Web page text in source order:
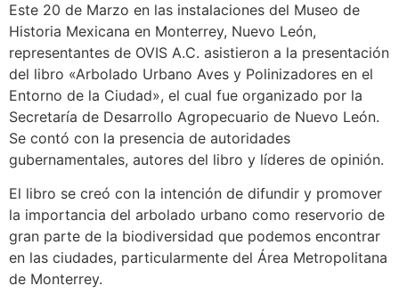
Este 20 de Marzo en las instalaciones del Museo de
Historia Mexicana en Monterrey, Nuevo León,
representantes de OVIS A.C. asistieron a la presentación
del libro «Arbolado Urbano Aves y Polinizadores en el
Entorno de la Ciudad», el cual fue organizado por la
Secretaría de Desarrollo Agropecuario de Nuevo León.
Se contó con la presencia de autoridades
gubernamentales, autores del libro y líderes de opinión.
El libro se creó con la intención de difundir y promover
la importancia del arbolado urbano como reservorio de
gran parte de la biodiversidad que podemos encontrar
en las ciudades, particularmente del Área Metropolitana
de Monterrey.